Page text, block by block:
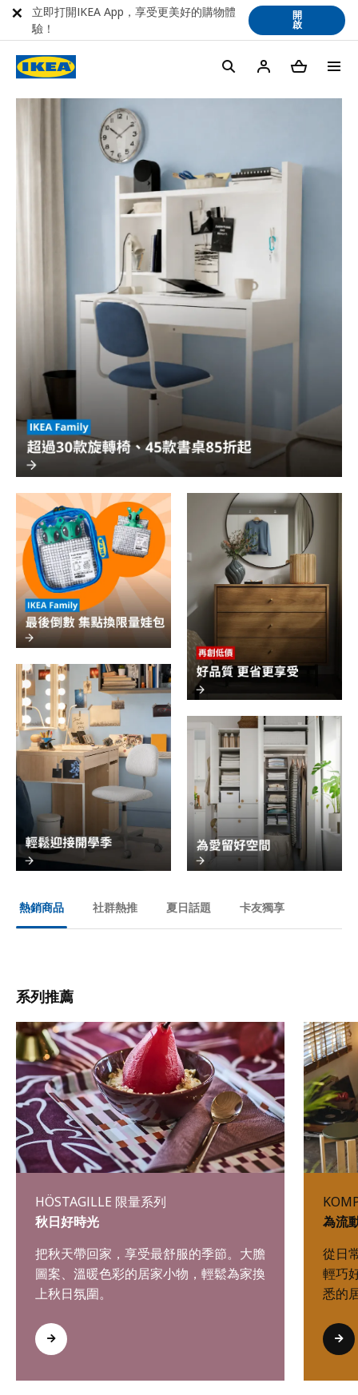
熱銷商品 社群熱推 夏日話題 卡友獨享
系列推薦
HÖSTAGILLE 限量系列
秋日好時光
把秋天帶回家，享受最舒服的季節。大膽
圖案、溫暖色彩的居家小物，輕鬆為家換
上秋日氛圍。
為流
從日
輕巧
悉的
立即打開IKEA App，享受更美好的購物體
驗！
開
啟